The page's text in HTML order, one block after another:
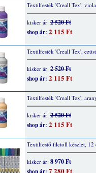
Textilfesték 'Creall Tex',
kisker ár: 2 520 Ft
shop ár: 2 115 Ft
Textilfesték 'Creall Tex',
kisker ár: 2 520 Ft
shop ár: 2 115 Ft
Textilfesték 'Creall Tex',
kisker ár: 2 520 Ft
shop ár: 2 115 Ft
Textilfestő filctoll készlet, 12
kisker ár: 8 970 Ft
7 280 Ft